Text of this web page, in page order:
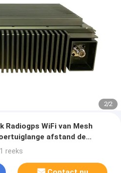
2/2
Radiogps WiFi van Mesh
afstand de
reeks